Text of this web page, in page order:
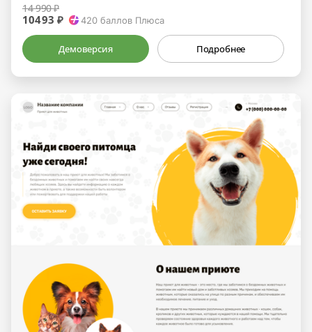
14 990 ₽
10493 ₽ 420 баллов Плюса
Демоверсия Подробнее